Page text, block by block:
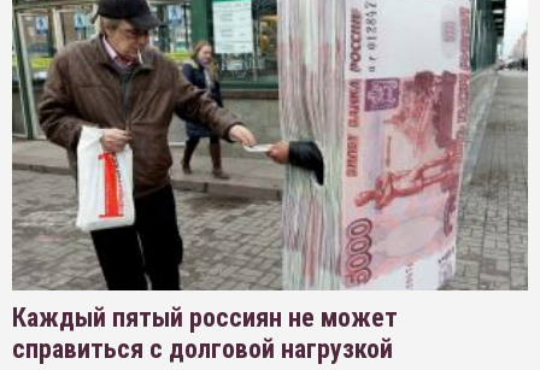
Каждый пятый россиян не может
справиться с долговой нагрузкой